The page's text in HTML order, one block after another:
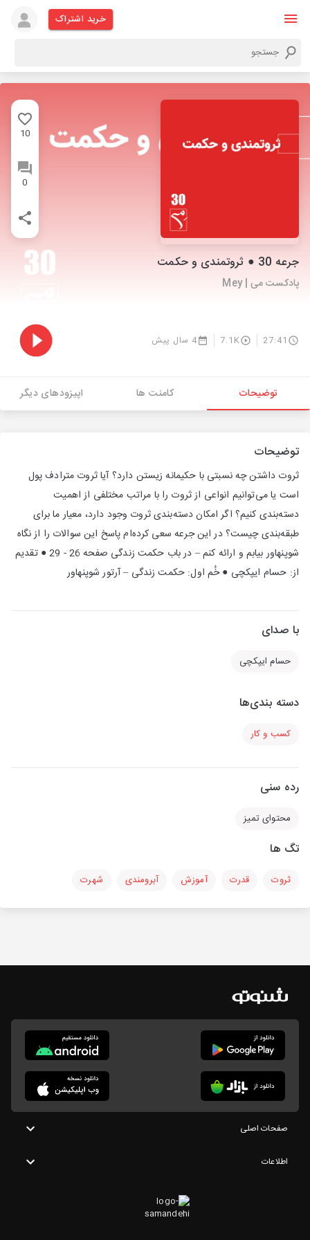
خرید اشتراک
10
0
جرعه 30 ● ثروتمندی و حکمت
پادکست می | Mey
27:41
7.1K 4 سال پیش
توضیحات کامنت ها اپیزودهای دیگر
توضیحات
ثروت داشتن چه نسبتی با حکیمانه زیستن دارد؟ آیا ثروت مترادف پول
است یا می‌توانیم انواعی از ثروت را با مراتب مختلفی از اهمیت
دسته‌بندی کنیم؟ اگر امکان دسته‌بندی ثروت وجود دارد، معیار ما برای
طبقه‌بندی چیست؟ در این جرعه سعی کرده‌ام پاسخ این سوالات را از نگاه
شوپنهاور بیابم و ارائه کنم – در باب حکمت زندگی صفحه 26 - 29 ● تقدیم
از: حسام ایپکچی ● خُم اول: حکمت زندگی – آرتور شوپنهاور
با صدای
حسام ایپکچی
دسته بندی‌ها
کسب و کار
رده سنی
محتوای تمیز
تگ ها
ثروت قدرت آموزش آبرومندی شهرت
صفحات اصلی
اطلاعات